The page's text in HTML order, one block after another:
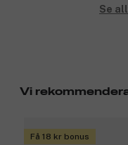
Se
Vi
Få 18 kr bonus